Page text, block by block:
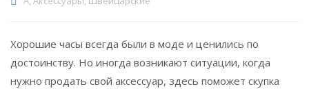
Хорошие часы всегда были в моде и ценились по
достоинству. Но иногда возникают ситуации, когда
нужно продать свой аксессуар, здесь поможет скупка